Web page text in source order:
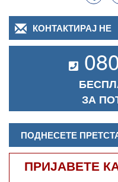
КОНТАКТИРАЈ НЕ
ЗА
ПОДНЕСЕТЕ
ПРИЈАВЕТЕ